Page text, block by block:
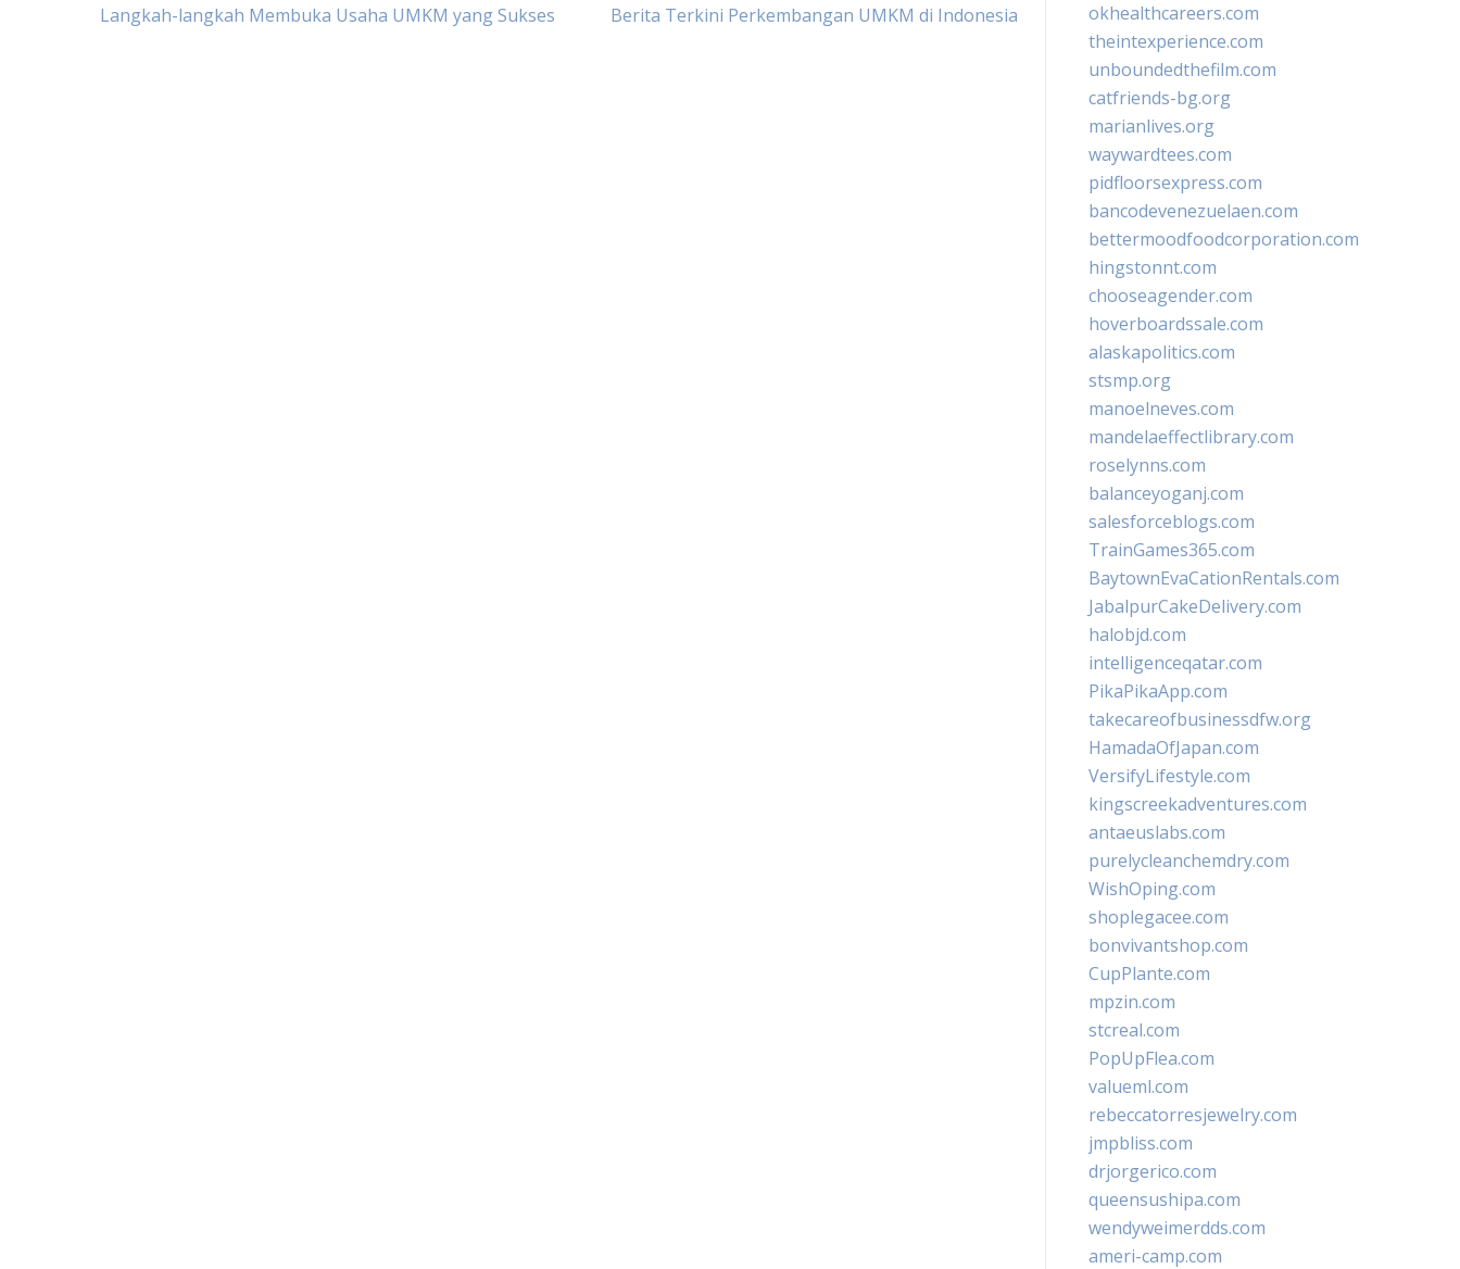
Post
Langkah-langkah Membuka Usaha UMKM yang Sukses Berita Terkini Perkembangan UMKM di Indonesia
okhealthcareers.com
theintexperience.com
unboundedthefilm.com
catfriends-bg.org
marianlives.org
waywardtees.com
pidfloorsexpress.com
bancodevenezuelaen.com
bettermoodfoodcorporation.com
hingstonnt.com
chooseagender.com
hoverboardssale.com
alaskapolitics.com
stsmp.org
manoelneves.com
mandelaeffectlibrary.com
roselynns.com
balanceyoganj.com
salesforceblogs.com
TrainGames365.com
BaytownEvaCationRentals.com
JabalpurCakeDelivery.com
halobjd.com
intelligenceqatar.com
PikaPikaApp.com
takecareofbusinessdfw.org
HamadaOfJapan.com
VersifyLifestyle.com
kingscreekadventures.com
antaeuslabs.com
purelycleanchemdry.com
WishOping.com
shoplegacee.com
bonvivantshop.com
CupPlante.com
mpzin.com
stcreal.com
PopUpFlea.com
valueml.com
rebeccatorresjewelry.com
jmpbliss.com
drjorgerico.com
queensushipa.com
wendyweimerdds.com
ameri-camp.com